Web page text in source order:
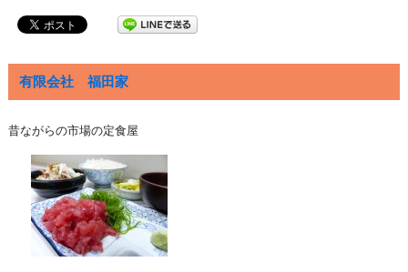
有限会社 福田家
昔ながらの市場の定食屋